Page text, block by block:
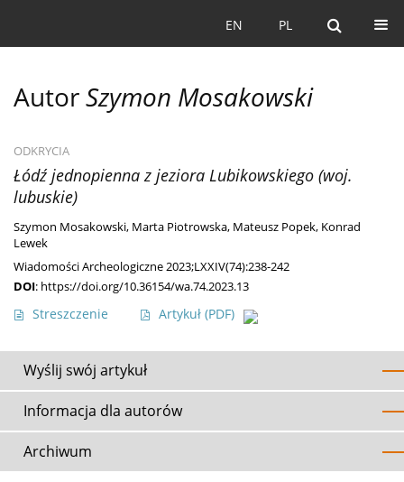
PL
EN
AutorSzymon Mosakowski
ODKRYCIA
Łódź jednopienna z jeziora Lubikowskiego (woj.
lubuskie)
Szymon Mosakowski, Marta Piotrowska, Mateusz Popek, Konrad
Lewek
Wiadomości Archeologiczne 2023;LXXIV(74):238-242
DOI: https://doi.org/10.36154/wa.74.2023.13
Streszczenie Artykuł (PDF)
Wyślij swój artykuł
Informacja dla autorów
Archiwum